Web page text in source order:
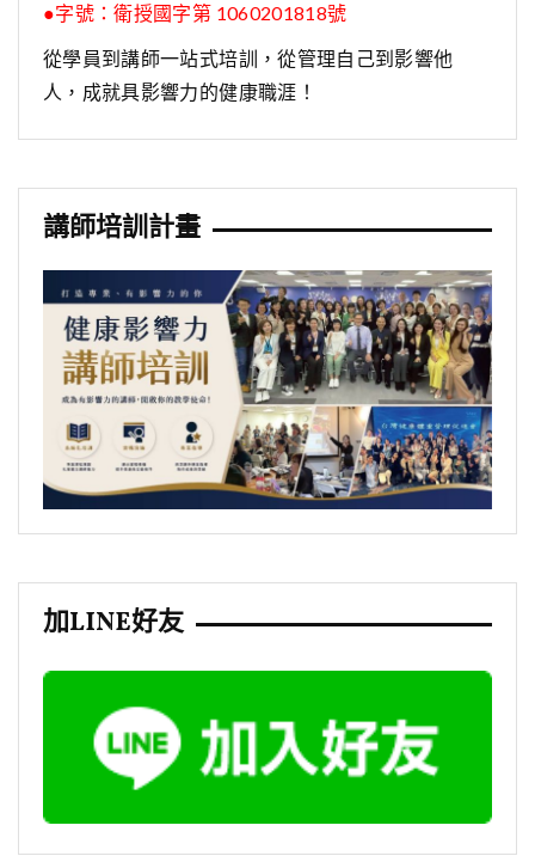
●字號：衛授國字第 1060201818號
從學員到講師一站式培訓，從管理自己到影響他
人，成就具影響力的健康職涯！
講師培訓計畫
加LINE好友